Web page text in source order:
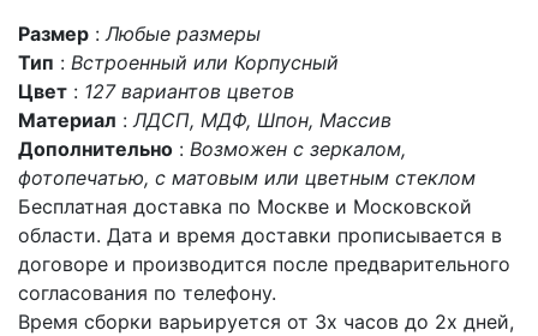
Размер :Любые размеры
Тип : Встроенный или Корпусный
Цвет : 127 вариантов цветов
Материал :ЛДСП, МДФ, Шпон, Массив
Дополнительно : Возможен с зеркалом,
фотопечатью, с матовым или цветным стеклом
Бесплатная доставка по Москве и Московской
области. Дата и время доставки прописывается в
договоре и производится после предварительного
согласования по телефону.
Время сборки варьируется от 3х часов до 2х дней,